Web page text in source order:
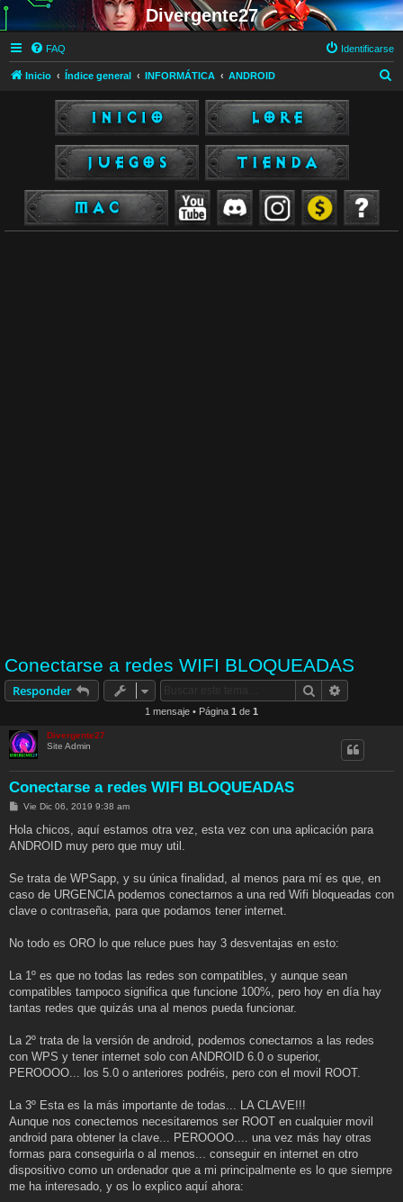
Divergente27
FAQ Identificarse
Inicio Índice general INFORMÁTICA ANDROID
Conectarse a redes WIFI BLOQUEADAS
Responder Buscar
1 mensaje • Página 1 de 1
Divergente27
Site Admin
Conectarse a redes WIFI BLOQUEADAS
M
n
a
Vie Dic 06, 2019 9:38 am
Hola chicos, aquí estamos otra vez, esta vez con una aplicación para
ANDROID muy pero que muy util.
Se trata de WPSapp, y su única finalidad, al menos para mí es que, en
caso de URGENCIA podemos conectarnos a una red Wifi bloqueadas con
clave o contraseña, para que podamos tener internet.
No todo es ORO lo que reluce pues hay 3 desventajas en esto:
La 1º es que no todas las redes son compatibles, y aunque sean
compatibles tampoco significa que funcione 100%, pero hoy en día hay
tantas redes que quizás una al menos pueda funcionar.
La 2º trata de la versión de android, podemos conectarnos a las redes
con WPS y tener internet solo con ANDROID 6.0 o superior,
PEROOOO... los 5.0 o anteriores podréis, pero con el movil ROOT.
La 3º Esta es la más importante de todas... LA CLAVE!!!
Aunque nos conectemos necesitaremos ser ROOT en cualquier movil
android para obtener la clave... PEROOOO.... una vez más hay otras
formas para conseguirla o al menos... conseguir en internet en otro
dispositivo como un ordenador que a mi principalmente es lo que siempre
me ha interesado, y os lo explico aquí ahora: